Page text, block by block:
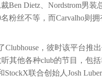
Ben Dietz、Nordstrom男
粉丝不等，而Carvalho则拥
，彼时该平台推
其他各种club的节目，包
StockX联合创始人Josh